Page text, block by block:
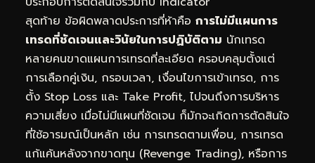
สุดท้าย ข้อผิดพลาดประการที่ห้าคือ การไม่มีแผนการ
เทรดที่ชัดเจนและวินัยในการปฏิบัติตาม นักเทรด
หลายคนขาดแผนการเทรดที่ละเอียด ครอบคลุมตั้งแต่
การเลือกคู่เงิน, กรอบเวลา, เงื่อนไขการเข้าเทรด, การ
ตั้ง Stop Loss และ Take Profit, ไปจนถึงการบริหาร
ความเสี่ยง เมื่อไม่มีแผนที่ชัดเจน ก็มักจะเกิดการตัดสินใจ
ที่ใช้อารมณ์เป็นหลัก เช่น การเทรดตามเพื่อน, การเทรด
แก้แค้นหลังจากขาดทุน (Revenge Trading), หรือการ